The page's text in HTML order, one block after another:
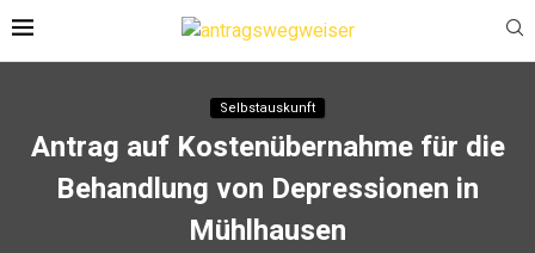
Selbstauskunft
Antrag auf Kostenübernahme für die
Behandlung von Depressionen in
Mühlhausen